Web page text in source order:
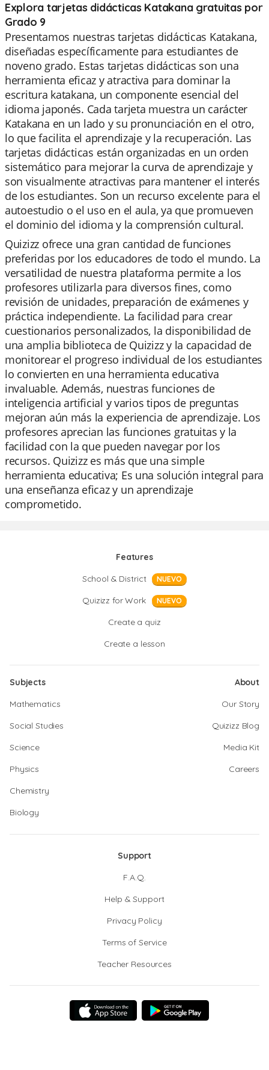
Explora tarjetas didácticas Katakana gratuitas por
Grado 9
Presentamos nuestras tarjetas didácticas Katakana,
diseñadas específicamente para estudiantes de
noveno grado. Estas tarjetas didácticas son una
herramienta eficaz y atractiva para dominar la
escritura katakana, un componente esencial del
idioma japonés. Cada tarjeta muestra un carácter
Katakana en un lado y su pronunciación en el otro,
lo que facilita el aprendizaje y la recuperación. Las
tarjetas didácticas están organizadas en un orden
sistemático para mejorar la curva de aprendizaje y
son visualmente atractivas para mantener el interés
de los estudiantes. Son un recurso excelente para el
autoestudio o el uso en el aula, ya que promueven
el dominio del idioma y la comprensión cultural.
Quizizz ofrece una gran cantidad de funciones
preferidas por los educadores de todo el mundo. La
versatilidad de nuestra plataforma permite a los
profesores utilizarla para diversos fines, como
revisión de unidades, preparación de exámenes y
práctica independiente. La facilidad para crear
cuestionarios personalizados, la disponibilidad de
una amplia biblioteca de Quizizz y la capacidad de
monitorear el progreso individual de los estudiantes
lo convierten en una herramienta educativa
invaluable. Además, nuestras funciones de
inteligencia artificial y varios tipos de preguntas
mejoran aún más la experiencia de aprendizaje. Los
profesores aprecian las funciones gratuitas y la
facilidad con la que pueden navegar por los
recursos. Quizizz es más que una simple
herramienta educativa; Es una solución integral para
una enseñanza eficaz y un aprendizaje
comprometido.
Features
School & District
NUEVO
Quizizz for Work NUEVO
Create a quiz
Create a lesson
Subjects
Mathematics
Social Studies
Science
Physics
Chemistry
Biology
About
Our Story
Quizizz Blog
Media Kit
Careers
Support
F.A.Q.
Help & Support
Privacy Policy
Terms of Service
Teacher Resources